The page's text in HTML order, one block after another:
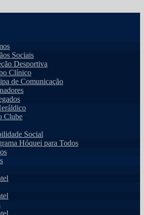
Sociais
Desportiva
Clínico
de Comunicação
Clube
Social
Hóquei para Todos